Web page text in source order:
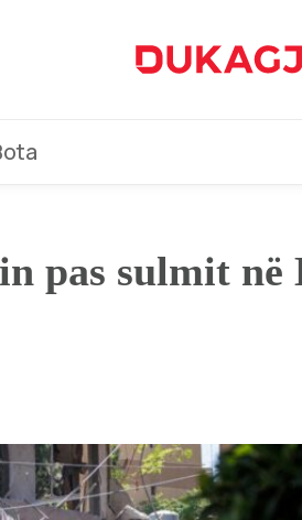
pas sulmit